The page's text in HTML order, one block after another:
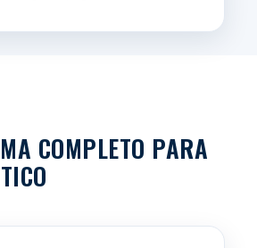
COMPLETO PARA